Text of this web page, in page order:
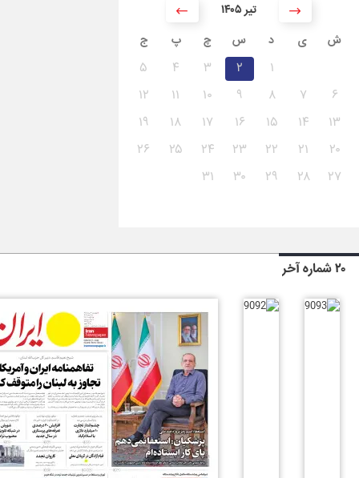
۱۴۰۵ تیر
ش
ی د س چ پ ج
۱ ۲ ۳ ۴
۵
۶
۷ ۸ ۹ ۱۰ ۱۱
۱۲
۱۳
۱۴ ۱۵ ۱۶ ۱۷ ۱۸
۱۹
۲۰
۲۱ ۲۲ ۲۳ ۲۴ ۲۵
۲۶
۲۷
۲۸ ۲۹ ۳۰ ۳۱
۲۰ شماره آخر